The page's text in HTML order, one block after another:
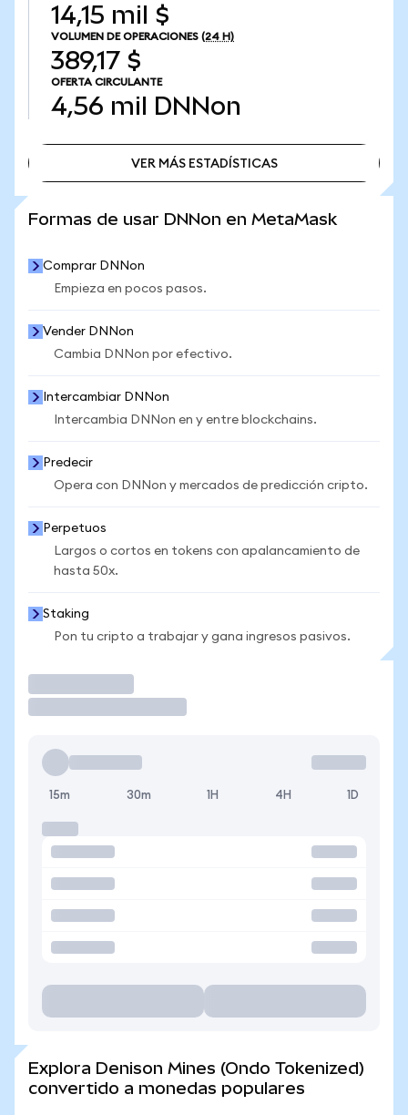
14,15 mil $
VOLUMEN DE OPERACIONES (24 H)
389,17 $
OFERTA CIRCULANTE
4,56 mil DNNon
VER MÁS ESTADÍSTICAS
Formas de usar DNNon en MetaMask
Comprar DNNon
Empieza en pocos pasos.
Vender DNNon
Cambia DNNon por efectivo.
Intercambiar DNNon
Intercambia DNNon en y entre blockchains.
Predecir
Opera con DNNon y mercados de predicción cripto.
Perpetuos
Largos o cortos en tokens con apalancamiento de
hasta 50x.
Staking
Pon tu cripto a trabajar y gana ingresos pasivos.
15m 30m 1H 4H 1D
Explora Denison Mines (Ondo Tokenized)
convertido a monedas populares